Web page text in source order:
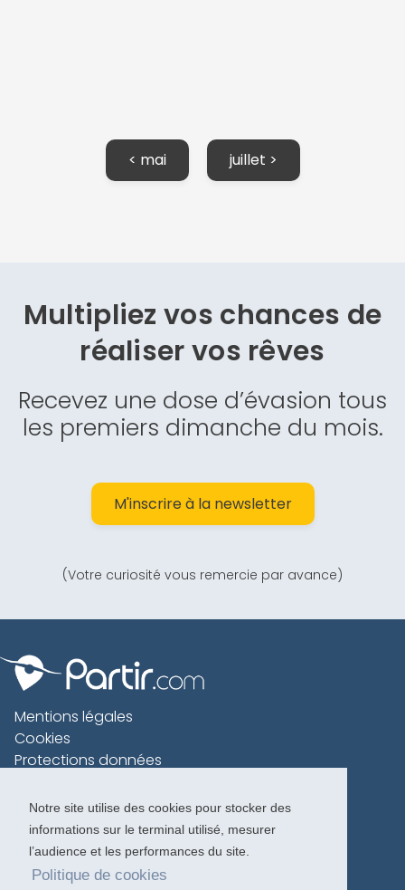
Notre site utilise des cookies pour stocker des
informations sur le terminal utilisé, mesurer
l’audience et les performances du site.
Politique de cookies
< mai juillet >
Multipliez vos chances de
réaliser vos rêves
Recevez une dose d’évasion tous
les premiers dimanche du mois.
M'inscrire à la newsletter
(Votre curiosité vous remercie par avance)
Mentions légales
Cookies
Protections données
Charte voyageur
Copyright 1996-2026